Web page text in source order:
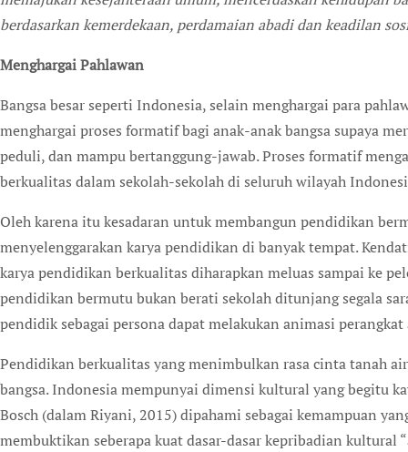
berdasarkan kemerdekaan, perdamaian abadi dan keadilan
Menghargai Pahlawan
Bangsa besar seperti Indonesia, selain menghargai para
menghargai proses formatif bagi anak-anak bangsa supaya
peduli, dan mampu bertanggung-jawab. Proses formatif
berkualitas dalam sekolah-sekolah di seluruh wilayah
Oleh karena itu kesadaran untuk membangun pendidikan
menyelenggarakan karya pendidikan di banyak tempat.
karya pendidikan berkualitas diharapkan meluas sampai ke
pendidikan bermutu bukan berati sekolah ditunjang segala
pendidik sebagai persona dapat melakukan animasi
Pendidikan berkualitas yang menimbulkan rasa cinta tanah
bangsa. Indonesia mempunyai dimensi kultural yang begitu
Bosch (dalam Riyani, 2015) dipahami sebagai kemampuan
membuktikan seberapa kuat dasar-dasar kepribadian kultural